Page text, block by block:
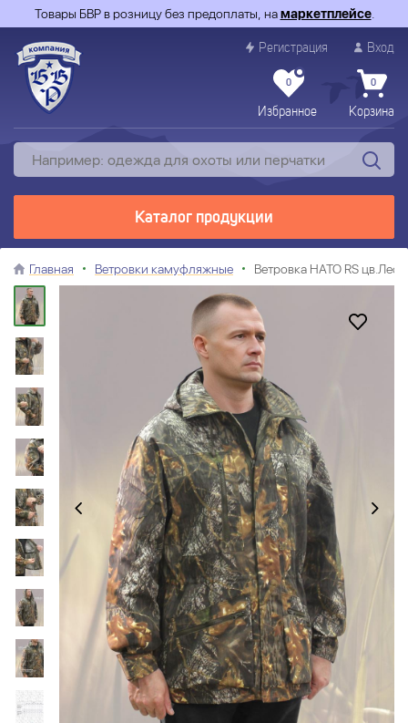
Товары БВР в розницу без предоплаты, намаркетплейсе.
Регистрация Вход
0
Избранное
0
Корзина
Каталог продукции
Главная Ветровки камуфляжные Ветровка НАТО RS цв.Лес